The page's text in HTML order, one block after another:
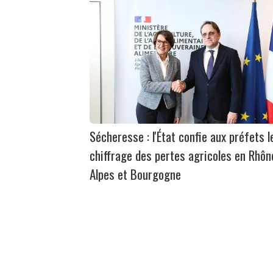
Sécheresse : l'État confie aux préfets
chiffrage des pertes agricoles en
Alpes et Bourgogne